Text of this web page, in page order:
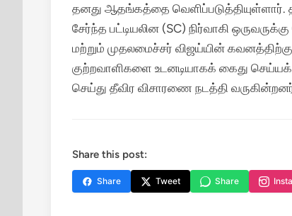
தனது ஆதங்கத்தை
சேர்ந்த பட்டியலின (SC) நிர்வாகி
மற்றும் முதலமைச்சர் விஜய்யின்
குற்றவாளிகளை உடனடியாகக் கைது
செய்து தீவிர விசாரணை நடத்தி
Share this post:
Share Tweet Share